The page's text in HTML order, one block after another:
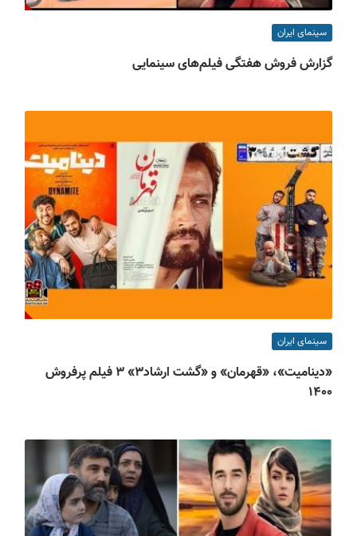
سینمای ایران
گزارش فروش هفتگی فیلم‌های سینمایی
سینمای ایران
«دینامیت»، «قهرمان» و «گشت ارشاد۳» ۳ فیلم پرفروش
۱۴۰۰